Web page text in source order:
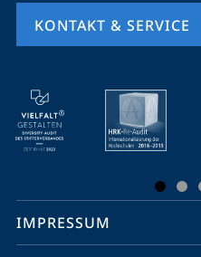
KONTAKT & SERVICE
Mobile-
Service-
Navigation
Social
Media
IMPRESSUM